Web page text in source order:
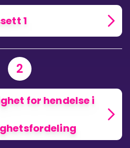
1
2
for hendelse i